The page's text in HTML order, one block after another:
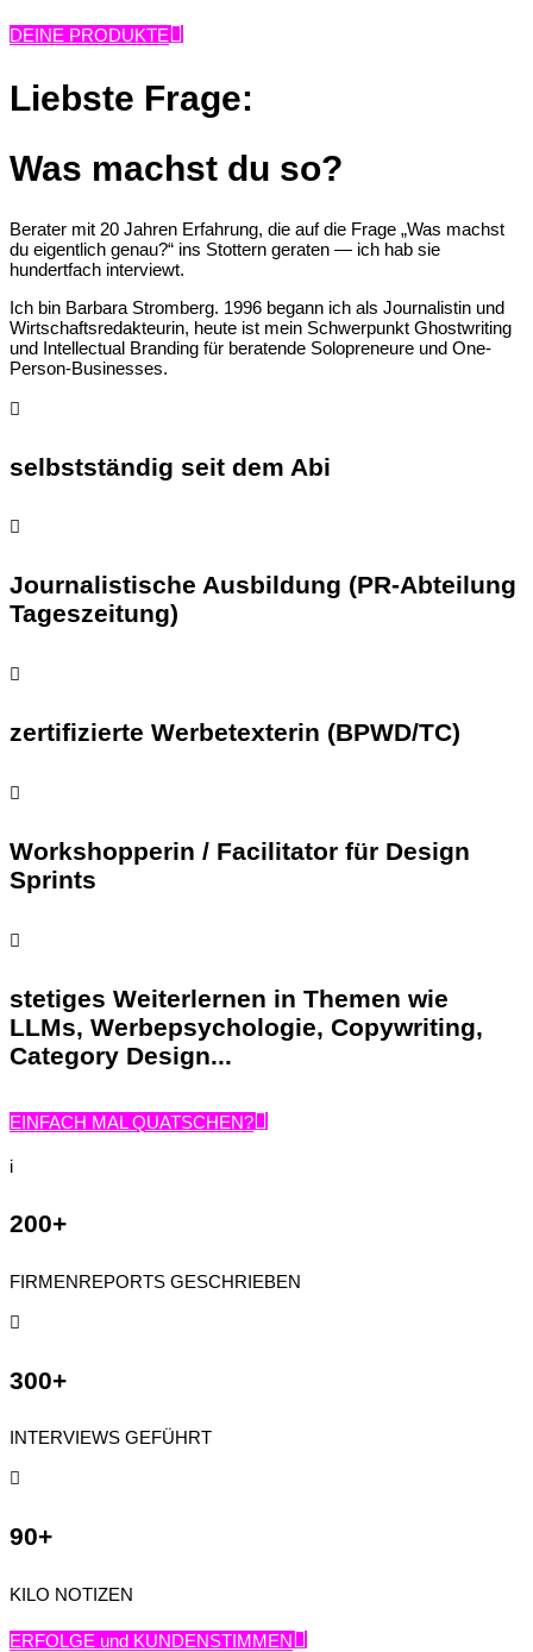
DEINE PRODUKTE
Liebste Frage:
Was machst du so?
Berater mit 20 Jahren Erfahrung, die auf die Frage „Was machst
du eigentlich genau?“ ins Stottern geraten — ich hab sie
hundertfach interviewt.
Ich bin Barbara Stromberg. 1996 begann ich als Journalistin und
Wirtschaftsredakteurin, heute ist mein Schwerpunkt Ghostwriting
und Intellectual Branding für beratende Solopreneure und One-
Person-Businesses.

selbstständig seit dem Abi

Journalistische Ausbildung (PR-Abteilung
Tageszeitung)

zertifizierte Werbetexterin (BPWD/TC)

Workshopperin / Facilitator für Design
Sprints

stetiges Weiterlernen in Themen wie
LLMs, Werbepsychologie, Copywriting,
Category Design...
EINFACH MAL QUATSCHEN?
i
200+
FIRMENREPORTS GESCHRIEBEN

300+
INTERVIEWS GEFÜHRT

90+
KILO NOTIZEN
ERFOLGE und KUNDENSTIMMEN